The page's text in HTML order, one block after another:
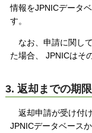
情報をJPNICデータ
す。
なお、申請に関し
た場合、 JPNICはそ
3. 返却までの期限
返却申請が受け付
JPNICデータベース